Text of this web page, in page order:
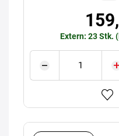
Extern: 23 Stk.